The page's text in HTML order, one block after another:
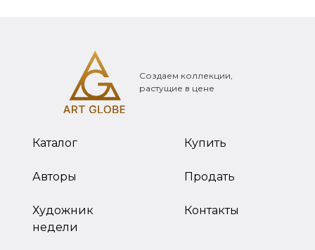
Создаем коллекции,
растущие в цене
Каталог
Авторы
Художник
недели
Купить
Продать
Контакты